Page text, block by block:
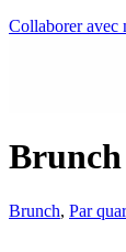
Collaborer avec
Brunch, Par